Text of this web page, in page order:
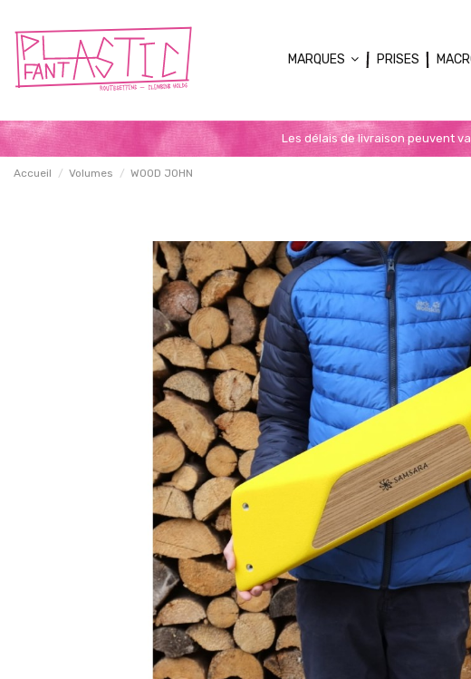
MARQUES PRISES
Les délais de livraison peuvent
Accueil Volumes WOOD JOHN